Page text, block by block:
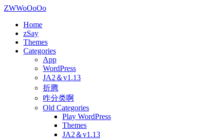
ZWWoOoOo
Home
zSay
Themes
Categories
App
WordPress
JA2＆v1.13
折腾
咋分类啊
Old Categories
Play WordPress
Themes
JA2＆v1.13